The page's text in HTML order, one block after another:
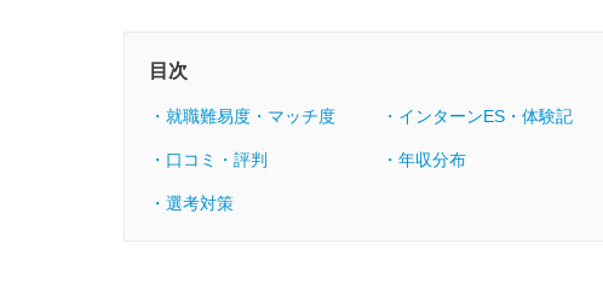
目次
・就職難易度・マッチ度 ・インターンES・体験記
・口コミ・評判 ・年収分布
・選考対策